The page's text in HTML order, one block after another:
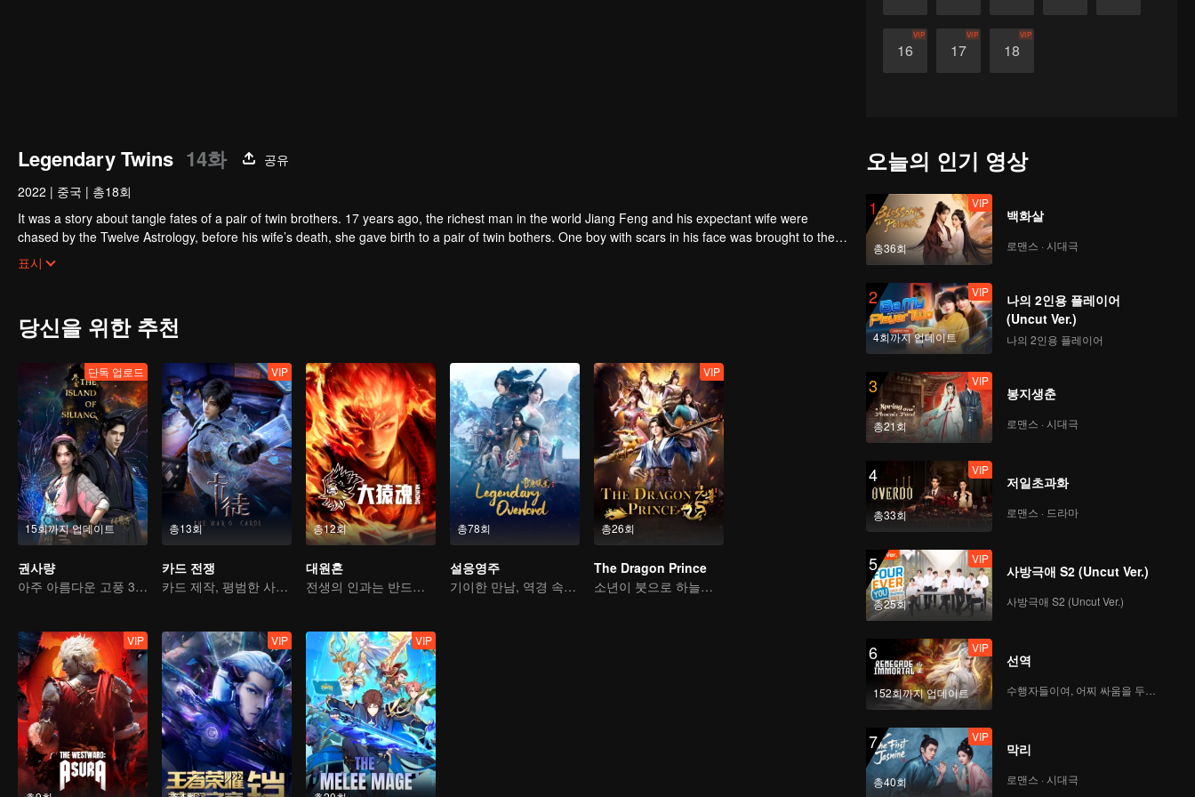
16
VIP
17
VIP
18
VIP
Legendary Twins 14화
공유
2022 | 중국 | 총18회
It was a story about tangle fates of a pair of twin brothers. 17 years ago, the richest man in the world Jiang Feng and his expectant wife were
chased by the Twelve Astrology, before his wife’s death, she gave birth to a pair of twin bothers. One boy with scars in his face was brought to the
Villains' Valley, the other boy was brought to the forbidden area in the Martial arts World, Palace Yihua.
After many years, the young man with scars in his face Jiang Xiaoyu was brought up by five evils in the Villains' Valley and wanted to be the first
villain in the world. Hua Wuque did good deeds and destroyed evil in the spirit of defending traditional moral principles.
표시
당신을 위한 추천
15회까지 업데이트
단독 업로드
권사량
아주 아름다운 고풍 3D 애니메이션
총13회
VIP
카드 전쟁
카드 제작, 평범한 사람에서 영웅으로
총12회
대원혼
전생의 인과는 반드시 하늘을 물어뜯을 것
총78회
설응영주
기이한 만남, 역경 속에서 다시 살아난 소년
총26회
VIP
The Dragon Prince
소년이 붓으로 하늘을 가른다
VIP VIP VIP
오늘의 인기 영상
1
총36회
VIP
백화살
로맨스 · 시대극
2
4회까지 업데이트
VIP
나의 2인용 플레이어
(Uncut Ver.)
나의 2인용 플레이어
3
총21회
VIP
봉지생춘
로맨스 · 시대극
4
총33회
VIP
저일초과화
로맨스 · 드라마
5
총25회
VIP
사방극애 S2 (Uncut Ver.)
사방극애 S2 (Uncut Ver.)
6
152회까지 업데이트
VIP
선역
7
총40회
VIP
막리
로맨스 · 시대극